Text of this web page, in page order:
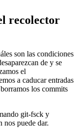
recolector
son las condiciones
de y se
el
a caducar entradas
los commits
git-fsck y
nos puede dar.